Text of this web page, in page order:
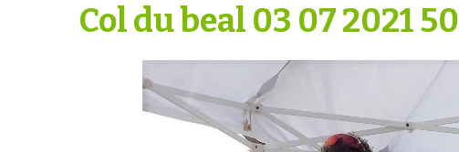
Col du beal 03 07 2021 50